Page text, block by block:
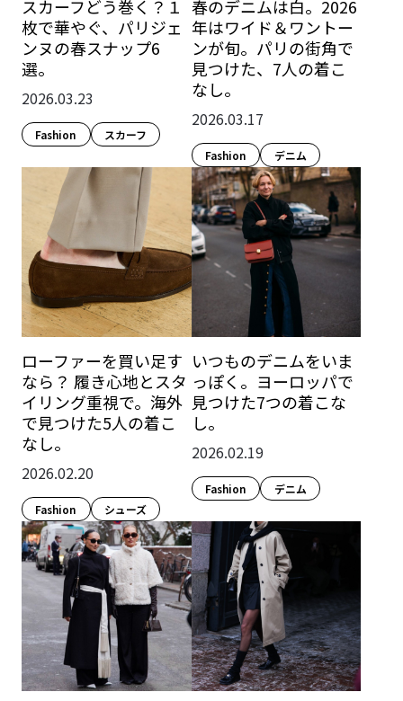
スカーフどう巻く？１
枚で華やぐ、パリジェ
ンヌの春スナップ6
選。
2026.03.23
Fashion​ スカーフ
春のデニムは白。2026
年はワイド＆ワントー
ンが旬。パリの街角で
見つけた、7人の着こ
なし。
2026.03.17
Fashion​ デニム
ローファーを買い足す
なら？ 履き心地とスタ
イリング重視で。海外
で見つけた5人の着こ
なし。
2026.02.20
Fashion​ シューズ
いつものデニムをいま
っぽく。ヨーロッパで
見つけた7つの着こな
し。
2026.02.19
Fashion​ デニム